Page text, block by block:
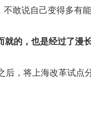
敢说自己变得多有
就的，也是经过了漫
后，将上海改革试点